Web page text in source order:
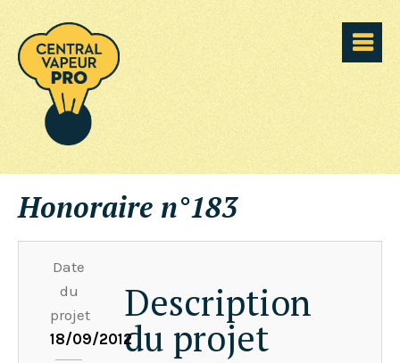
Honoraire n°183
Date
du
projet
18/09/2012
Description
du projet